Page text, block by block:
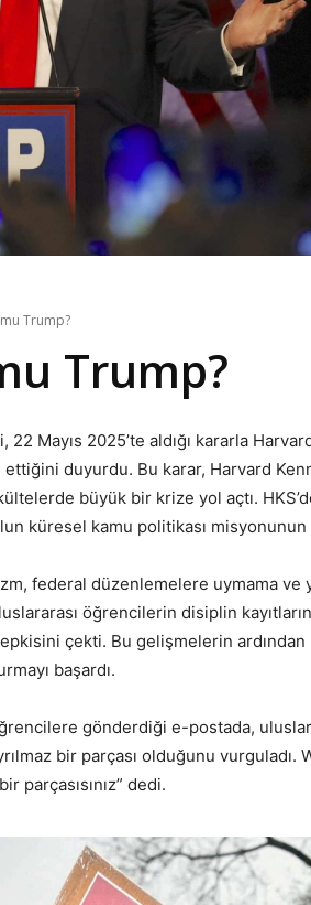
Trump?
Trump?
Mayıs 2025’te aldığı kararla
duyurdu. Bu karar, Harvard
büyük bir krize yol açtı.
küresel kamu politikası
federal düzenlemelere uymama ve
öğrencilerin disiplin
çekti. Bu gelişmelerin
başardı.
gönderdiği e-postada,
bir parçası olduğunu vurguladı.
parçasısınız” dedi.